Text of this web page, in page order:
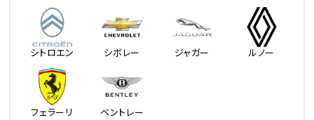
シトロエン シボレー ジャガー ルノー
フェラーリ ベントレー